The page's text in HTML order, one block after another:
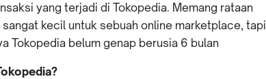
yang terjadi di Tokopedia. Memang rataan
kecil untuk sebuah online marketplace, tapi
Tokopedia belum genap berusia 6 bulan